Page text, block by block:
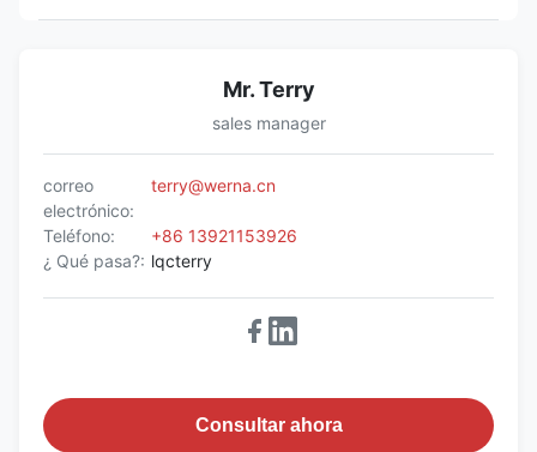
Mr. Terry
sales manager
correo
electrónico:
terry@werna.cn
Teléfono:
+86 13921153926
¿ Qué pasa?: lqcterry
Consultar ahora